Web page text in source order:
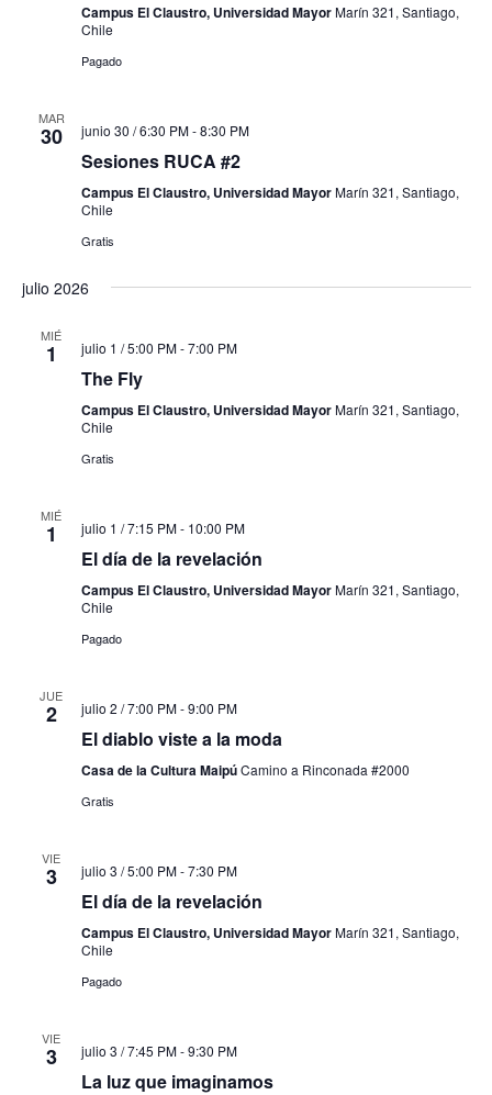
Campus El Claustro, Universidad MayorMarín 321, Santiago,
Chile
Pagado
MAR
30 junio 30 / 6:30 PM-8:30 PM
Sesiones RUCA #2
Campus El Claustro, Universidad MayorMarín 321, Santiago,
Chile
Gratis
julio 2026
MIÉ
1 julio 1 / 5:00 PM-7:00 PM
The Fly
Campus El Claustro, Universidad MayorMarín 321, Santiago,
Chile
Gratis
MIÉ
1 julio 1 / 7:15 PM- 10:00 PM
El día de la revelación
Campus El Claustro, Universidad MayorMarín 321, Santiago,
Chile
Pagado
JUE
2 julio 2 / 7:00 PM-9:00 PM
El diablo viste a la moda
Casa de la Cultura MaipúCamino a Rinconada #2000
Gratis
VIE
3 julio 3 / 5:00 PM-7:30 PM
El día de la revelación
Campus El Claustro, Universidad MayorMarín 321, Santiago,
Chile
Pagado
VIE
3 julio 3 / 7:45 PM-9:30 PM
La luz que imaginamos